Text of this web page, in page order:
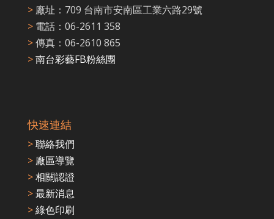
> 廠址：709 台南市安南區工業六路29號
> 電話：06-2611 358
>傳真：06-2610 865
>南台彩藝FB粉絲團
快速連結
>聯絡我們
> 廠區導覽
>相關認證
>最新消息
>綠色印刷